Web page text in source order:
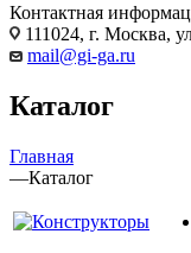
Контактная
111024, г. Москва,
mail@gi-ga.ru
Каталог
Главная
—Каталог